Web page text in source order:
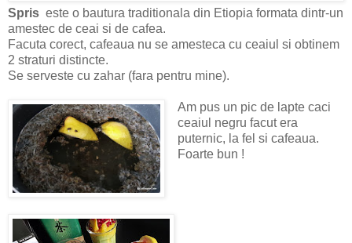
Spris este o bautura traditionala din Etiopia formata dintr-un
amestec de ceai si de cafea.
Facuta corect, cafeaua nu se amesteca cu ceaiul si obtinem
2 straturi distincte.
Se serveste cu zahar (fara pentru mine).
Am pus un pic de lapte caci
ceaiul negru facut era
puternic, la fel si cafeaua.
Foarte bun !